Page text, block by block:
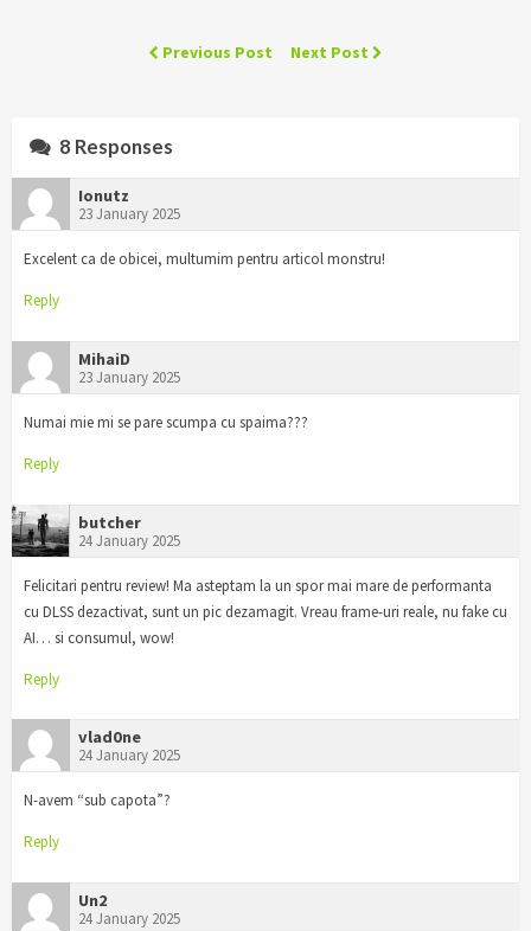
Previous Post Next Post
8 Responses
Ionutz
23 January 2025
Excelent ca de obicei, multumim pentru articol monstru!
Reply
MihaiD
23 January 2025
Numai mie mi se pare scumpa cu spaima???
Reply
butcher
24 January 2025
Felicitari pentru review! Ma asteptam la un spor mai mare de performanta
cu DLSS dezactivat, sunt un pic dezamagit. Vreau frame-uri reale, nu fake cu
AI… si consumul, wow!
Reply
vlad0ne
24 January 2025
N-avem “sub capota”?
Reply
Un2
24 January 2025